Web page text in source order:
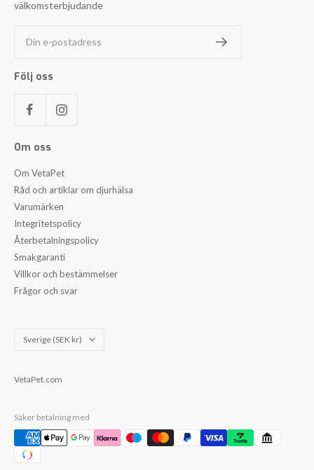
välkomsterbjudande
Din e-postadress
Följ oss
Om oss
Om VetaPet
Råd och artiklar om djurhälsa
Varumärken
Integritetspolicy
Återbetalningspolicy
Smakgaranti
Villkor och bestämmelser
Frågor och svar
Land/Region Sverige (SEK kr)
VetaPet.com
Säker betalning med